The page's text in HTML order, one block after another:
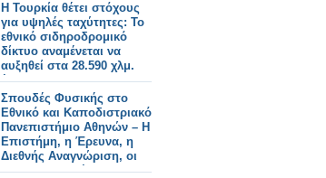
Η Τουρκία θέτει στόχους
για υψηλές ταχύτητες: Το
εθνικό σιδηροδρομικό
δίκτυο αναμένεται να
αυξηθεί στα 28.590 χλμ.
έως το 2053.
Σπουδές Φυσικής στο
Εθνικό και Καποδιστριακό
Πανεπιστήμιο Αθηνών – Η
Επιστήμη, η Έρευνα, η
Διεθνής Αναγνώριση, οι
Επαγγελματικές